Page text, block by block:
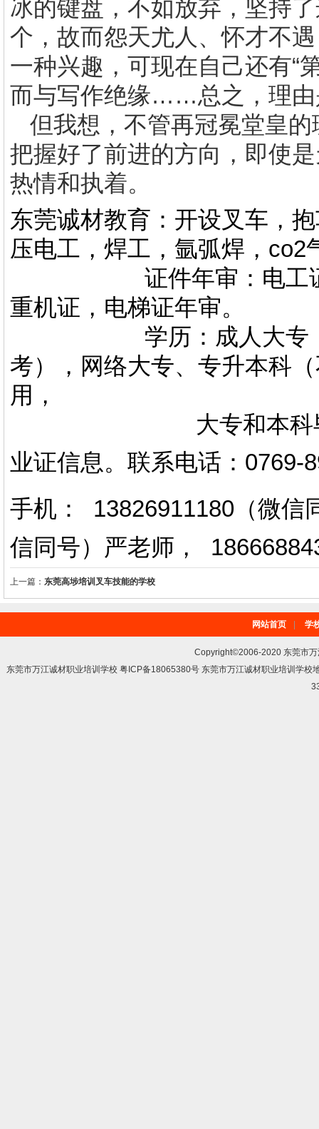
冰的键盘，不如放弃，坚持
个，故而怨天尤人、怀才不
一种兴趣，可现在自己还有“
而与写作绝缘……总之，理由
但我想，不管再冠冕堂皇
把握好了前进的方向，即使
热情和执着。
东莞诚材教育：开设叉车，
压电工，焊工，氩弧焊，co2
证件年审：电工证，
重机证，电梯证年审。
学历：成人大专，专
考），网络大专、专升本科
用，
大专和本科毕业证
业证信息。 联系电话 ： 0769-
手机： 13826911180（微信
信同号）严老师 ，
上一篇： 东莞高埗培训叉车技能的学校
网站首页 学
Copyright©2006-2020 东莞市
东莞市万江诚材职业培训学校 粤ICP备18065380号 东莞市万江诚材职业培训学